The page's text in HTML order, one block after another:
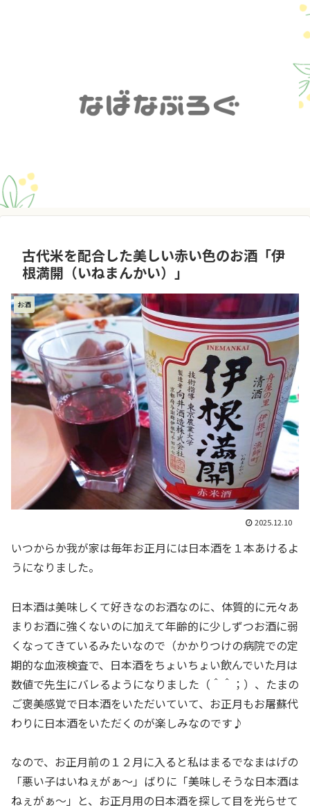
古代米を配合した美しい赤い色のお酒「伊
根満開（いねまんかい）」
お酒
2025.12.10
いつからか我が家は毎年お正月には日本酒を１本あけるよ
うになりました。
日本酒は美味しくて好きなのお酒なのに、体質的に元々あ
まりお酒に強くないのに加えて年齢的に少しずつお酒に弱
くなってきているみたいなので（かかりつけの病院での定
期的な血液検査で、日本酒をちょいちょい飲んでいた月は
数値で先生にバレるようになりました（＾＾；）、たまの
ご褒美感覚で日本酒をいただいていて、お正月もお屠蘇代
わりに日本酒をいただくのが楽しみなのです♪
なので、お正月前の１２月に入ると私はまるでなまはげの
「悪い子はいねぇがぁ～」ばりに「美味しそうな日本酒は
ねぇがぁ～」と、お正月用の日本酒を探して目を光らせて